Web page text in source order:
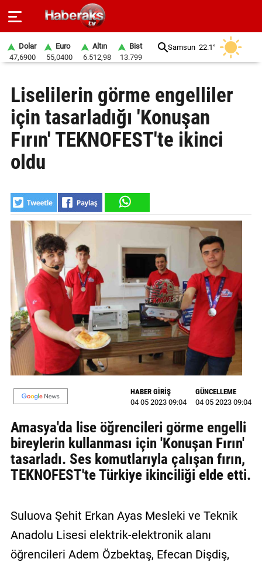
SPOR
YAŞAM
EKONOMİ
SAĞLIK
SİYASET
EĞİTİM
GALERİ
VİDEO
YAZARLAR
ULAŞIN
Künye
Gizlilik
Sözleşmesi
Kullanıcı
Dolar
47,6900
Euro
55,0400
Altın
6.512,98
Bist
13.799
Samsun 22.1°
Liselilerin görme engelliler
için tasarladığı 'Konuşan
Fırın' TEKNOFEST'te ikinci
oldu
HABER GİRİŞ
04 05 2023 09:04
GÜNCELLEME
04 05 2023 09:04
Amasya'da lise öğrencileri görme engelli
bireylerin kullanması için 'Konuşan Fırın'
tasarladı. Ses komutlarıyla çalışan fırın,
TEKNOFEST'te Türkiye ikinciliği elde etti.
Suluova Şehit Erkan Ayas Mesleki ve Teknik
Anadolu Lisesi elektrik-elektronik alanı
öğrencileri Adem Özbektaş, Efecan Dişdiş,